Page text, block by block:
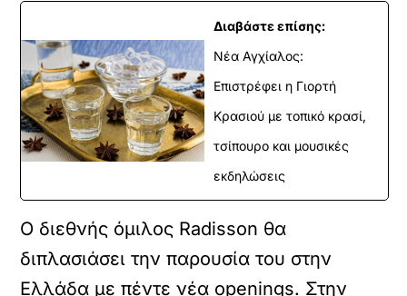
Διαβάστε επίσης:
Νέα Αγχίαλος:
Επιστρέφει η Γιορτή
Κρασιού με τοπικό κρασί,
τσίπουρο και μουσικές
εκδηλώσεις
Ο διεθνής όμιλος Radisson θα
διπλασιάσει την παρουσία του στην
Ελλάδα με πέντε νέα openings. Στην